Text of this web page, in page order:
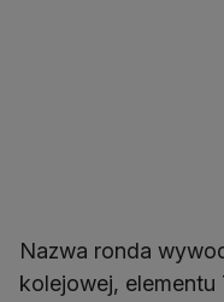
Nazwa ronda
kolejowej,